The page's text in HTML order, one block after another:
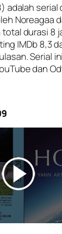
adalah
Noreagaa
durasi 8
IMDb 8,3
Serial
dan